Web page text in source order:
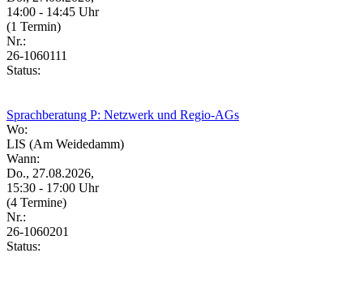
14:00 - 14:45 Uhr
(1 Termin)
Nr.:
26-1060111
Status:
Sprachberatung P: Netzwerk und Regio-AGs
Wo:
LIS (Am Weidedamm)
Wann:
Do., 27.08.2026,
15:30 - 17:00 Uhr
(4 Termine)
Nr.:
26-1060201
Status: